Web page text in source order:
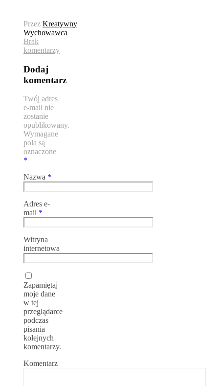
Przez Kreatywny
Wychowawca
Brak
komentarzy
Dodaj
komentarz
Twój adres
e-mail nie
zostanie
opublikowany.
Wymagane
pola są
oznaczone
*
Nazwa *
Adres e-
mail *
Witryna
internetowa
Zapamiętaj
moje dane
w tej
przeglądarce
podczas
pisania
kolejnych
komentarzy.
Komentarz